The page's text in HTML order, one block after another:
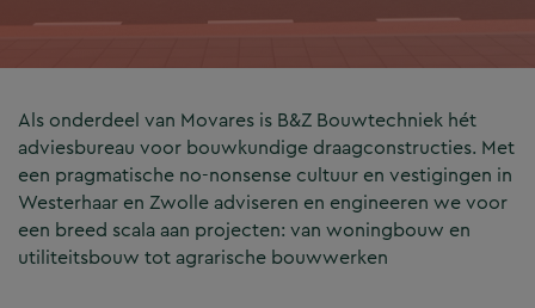
Als onderdeel van Movares is B&Z Bouwtechniek hét
adviesbureau voor bouwkundige draagconstructies. Met
een pragmatische no-nonsense cultuur en vestigingen in
Westerhaar en Zwolle adviseren en engineeren we voor
een breed scala aan projecten: van woningbouw en
utiliteitsbouw tot agrarische bouwwerken